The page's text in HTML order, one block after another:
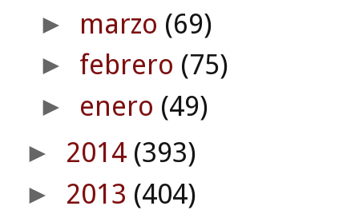
► marzo (69)
► febrero (75)
► enero (49)
► 2014 (393)
► 2013 (404)